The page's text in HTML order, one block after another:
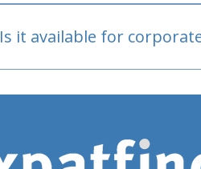
Is it available for